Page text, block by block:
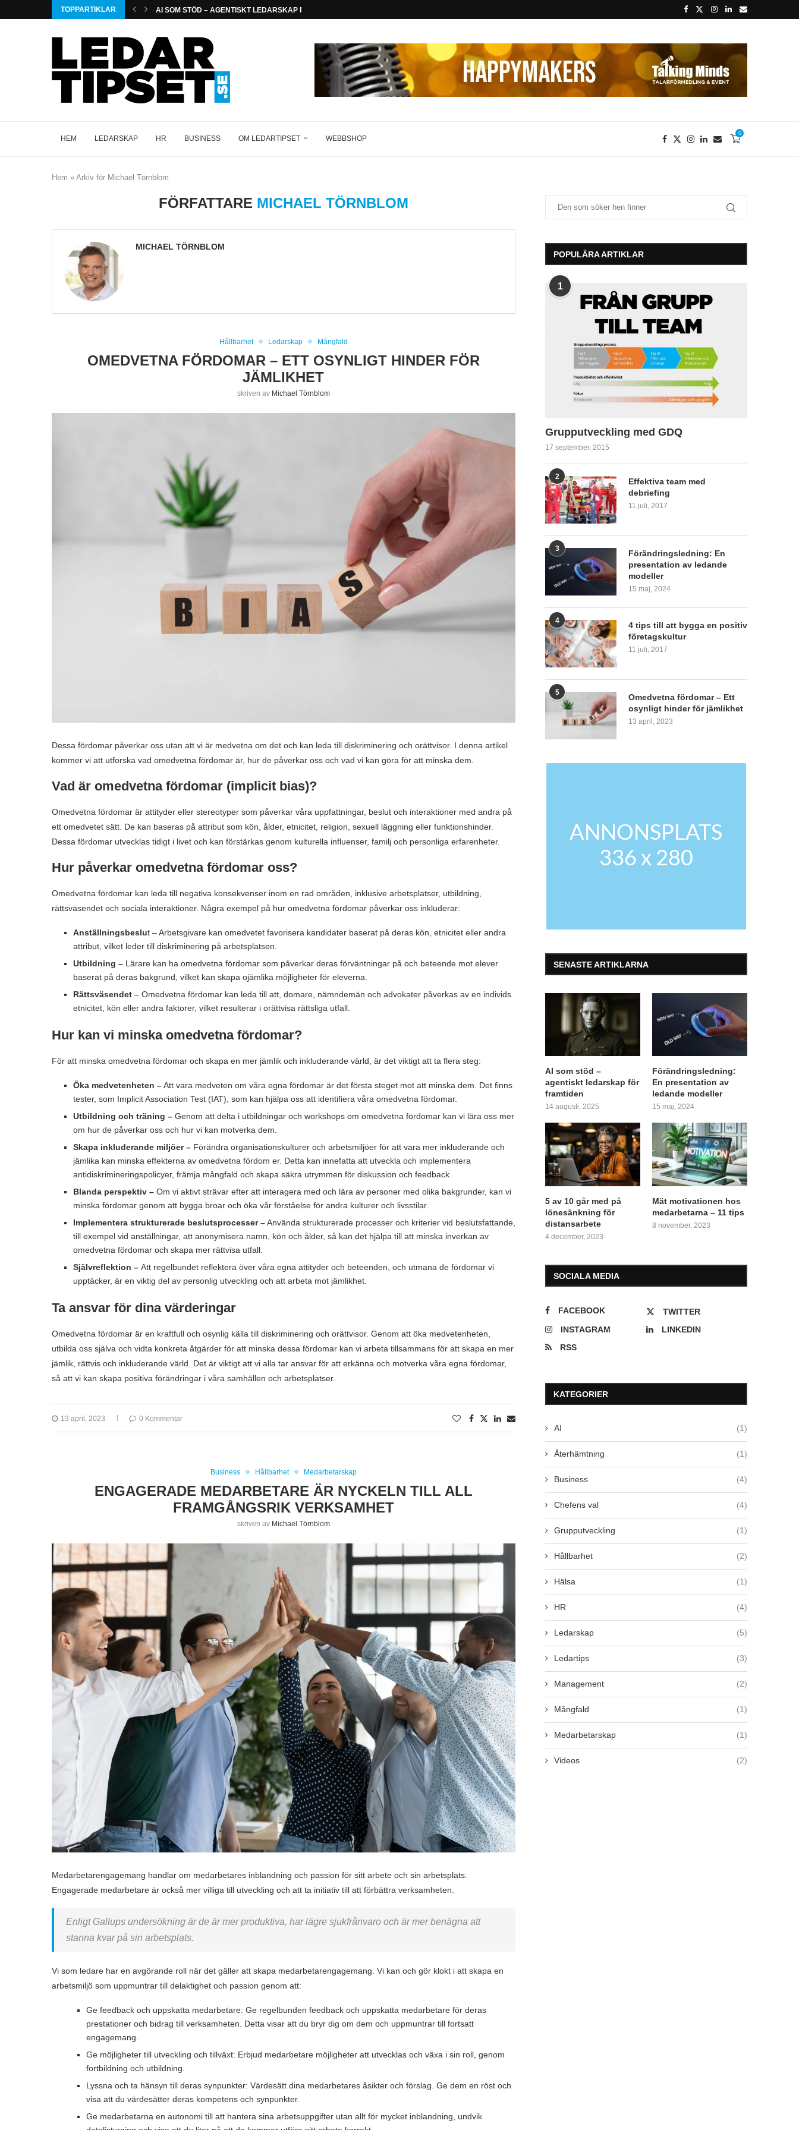
TOPPARTIKLAR AI SOM STÖD – AGENTISKT LEDARSKAP FÖR FRAMTIDEN
HEM LEDARSKAP HR BUSINESS OM LEDARTIPSET WEBBSHOP
0
Hem » Arkiv för Michael Törnblom
FÖRFATTARE MICHAEL TÖRNBLOM
MICHAEL TÖRNBLOM
Hållbarhet Ledarskap Mångfald
OMEDVETNA FÖRDOMAR – ETT OSYNLIGT HINDER FÖR
JÄMLIKHET
skriven av Michael Törnblom
Dessa fördomar påverkar oss utan att vi är medvetna om det och kan leda till diskriminering och orättvisor. I denna artikel
kommer vi att utforska vad omedvetna fördomar är, hur de påverkar oss och vad vi kan göra för att minska dem.
Vad är omedvetna fördomar (implicit bias)?
Omedvetna fördomar är attityder eller stereotyper som påverkar våra uppfattningar, beslut och interaktioner med andra på
ett omedvetet sätt. De kan baseras på attribut som kön, ålder, etnicitet, religion, sexuell läggning eller funktionshinder.
Dessa fördomar utvecklas tidigt i livet och kan förstärkas genom kulturella influenser, familj och personliga erfarenheter.
Hur påverkar omedvetna fördomar oss?
Omedvetna fördomar kan leda till negativa konsekvenser inom en rad områden, inklusive arbetsplatser, utbildning,
rättsväsendet och sociala interaktioner. Några exempel på hur omedvetna fördomar påverkar oss inkluderar:
Anställningsbeslut – Arbetsgivare kan omedvetet favorisera kandidater baserat på deras kön, etnicitet eller andra
attribut, vilket leder till diskriminering på arbetsplatsen.
Utbildning – Lärare kan ha omedvetna fördomar som påverkar deras förväntningar på och beteende mot elever
baserat på deras bakgrund, vilket kan skapa ojämlika möjligheter för eleverna.
Rättsväsendet – Omedvetna fördomar kan leda till att, domare, nämndemän och advokater påverkas av en individs
etnicitet, kön eller andra faktorer, vilket resulterar i orättvisa rättsliga utfall.
Hur kan vi minska omedvetna fördomar?
För att minska omedvetna fördomar och skapa en mer jämlik och inkluderande värld, är det viktigt att ta flera steg:
Öka medvetenheten –Att vara medveten om våra egna fördomar är det första steget mot att minska dem. Det finns
tester, som Implicit Association Test (IAT), som kan hjälpa oss att identifiera våra omedvetna fördomar.
Utbildning och träning – Genom att delta i utbildningar och workshops om omedvetna fördomar kan vi lära oss mer
om hur de påverkar oss och hur vi kan motverka dem.
Skapa inkluderande miljöer – Förändra organisationskulturer och arbetsmiljöer för att vara mer inkluderande och
jämlika kan minska effekterna av omedvetna fördom er. Detta kan innefatta att utveckla och implementera
antidiskrimineringspolicyer, främja mångfald och skapa säkra utrymmen för diskussion och feedback.
Blanda perspektiv – Om vi aktivt strävar efter att interagera med och lära av personer med olika bakgrunder, kan vi
minska fördomar genom att bygga broar och öka vår förståelse för andra kulturer och livsstilar.
Implementera strukturerade beslutsprocesser –Använda strukturerade processer och kriterier vid beslutsfattande,
till exempel vid anställningar, att anonymisera namn, kön och ålder, så kan det hjälpa till att minska inverkan av
omedvetna fördomar och skapa mer rättvisa utfall.
Självreflektion – Att regelbundet reflektera över våra egna attityder och beteenden, och utmana de fördomar vi
upptäcker, är en viktig del av personlig utveckling och att arbeta mot jämlikhet.
Ta ansvar för dina värderingar
Omedvetna fördomar är en kraftfull och osynlig källa till diskriminering och orättvisor. Genom att öka medvetenheten,
utbilda oss själva och vidta konkreta åtgärder för att minska dessa fördomar kan vi arbeta tillsammans för att skapa en mer
jämlik, rättvis och inkluderande värld. Det är viktigt att vi alla tar ansvar för att erkänna och motverka våra egna fördomar,
så att vi kan skapa positiva förändringar i våra samhällen och arbetsplatser.
13 april, 2023 0 Kommentar
Business Hållbarhet Medarbetarskap
ENGAGERADE MEDARBETARE ÄR NYCKELN TILL ALL
FRAMGÅNGSRIK VERKSAMHET
skriven av Michael Törnblom
Medarbetarengagemang handlar om medarbetares inblandning och passion för sitt arbete och sin arbetsplats.
Engagerade medarbetare är också mer villiga till utveckling och att ta initiativ till att förbättra verksamheten.
Enligt Gallups undersökning är de är mer produktiva, har lägre sjukfrånvaro och är mer benägna att
stanna kvar på sin arbetsplats.
Vi som ledare har en avgörande roll när det gäller att skapa medarbetarengagemang. Vi kan och gör klokt i att skapa en
arbetsmiljö som uppmuntrar till delaktighet och passion genom att:
Ge feedback och uppskatta medarbetare: Ge regelbunden feedback och uppskatta medarbetare för deras
prestationer och bidrag till verksamheten. Detta visar att du bryr dig om dem och uppmuntrar till fortsatt
engagemang.
Ge möjligheter till utveckling och tillväxt: Erbjud medarbetare möjligheter att utvecklas och växa i sin roll, genom
fortbildning och utbildning.
Lyssna och ta hänsyn till deras synpunkter: Värdesätt dina medarbetares åsikter och förslag. Ge dem en röst och
visa att du värdesätter deras kompetens och synpunkter.
Ge medarbetarna en autonomi till att hantera sina arbetsuppgifter utan allt för mycket inblandning, undvik
POPULÄRA ARTIKLAR
1
Grupputveckling med GDQ
17 september, 2015
2
Effektiva team med
debriefing
11 juli, 2017
3
Förändringsledning: En
presentation av ledande
modeller
15 maj, 2024
4
4 tips till att bygga en positiv
företagskultur
11 juli, 2017
5
Omedvetna fördomar – Ett
osynligt hinder för jämlikhet
13 april, 2023
SENASTE ARTIKLARNA
AI som stöd –
agentiskt ledarskap för
framtiden
14 augusti, 2025
Förändringsledning:
En presentation av
ledande modeller
15 maj, 2024
5 av 10 går med på
lönesänkning för
distansarbete
4 december, 2023
Mät motivationen hos
medarbetarna – 11 tips
8 november, 2023
SOCIALA MEDIA
FACEBOOK
TWITTER
INSTAGRAM
LINKEDIN
RSS
KATEGORIER
AI (1)
Återhämtning (1)
Business (4)
Chefens val (4)
Grupputveckling (1)
Hållbarhet (2)
Hälsa (1)
HR (4)
Ledarskap (5)
Ledartips (3)
Management (2)
Mångfald (1)
Medarbetarskap (1)
Videos (2)